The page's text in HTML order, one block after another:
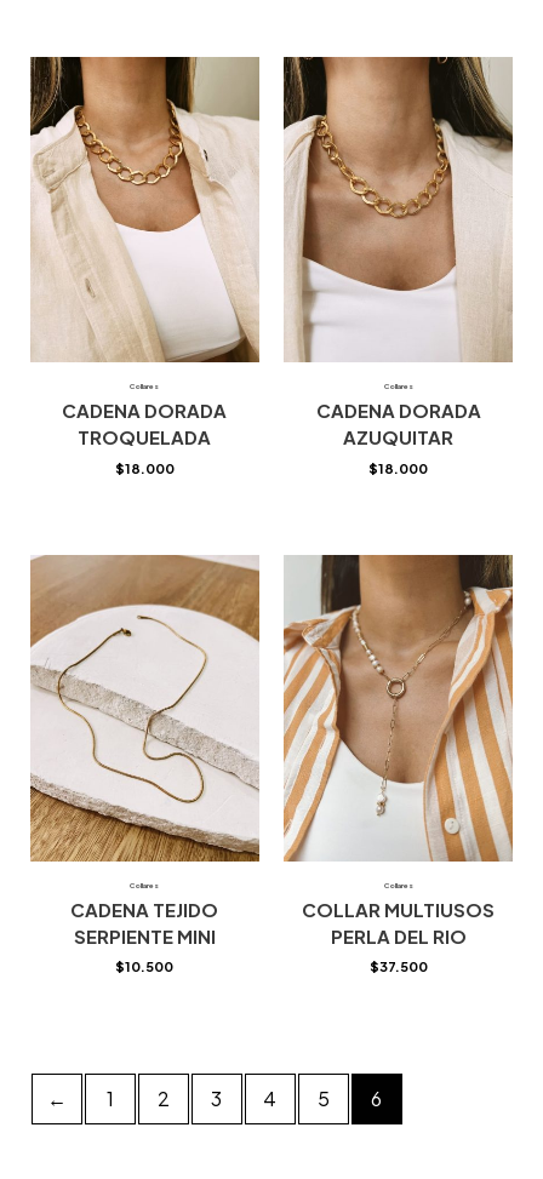
Collares
CADENA DORADA
TROQUELADA
$18.000
Collares
CADENA DORADA
AZUQUITAR
$18.000
Collares
CADENA TEJIDO
SERPIENTE MINI
$10.500
Collares
COLLAR MULTIUSOS
PERLA DEL RIO
$37.500
← 1 2 3 4 5 6